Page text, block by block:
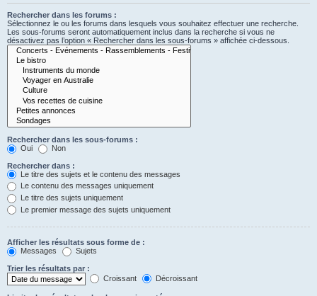
Rechercher dans les forums :
Sélectionnez le ou les forums dans lesquels vous souhaitez effectuer une recherche.
Les sous-forums seront automatiquement inclus dans la recherche si vous ne
désactivez pas l’option « Rechercher dans les sous-forums » affichée ci-dessous.
Rechercher dans les sous-forums :
Oui
Non
Rechercher dans :
Le titre des sujets et le contenu des messages
Le contenu des messages uniquement
Le titre des sujets uniquement
Le premier message des sujets uniquement
Afficher les résultats sous forme de :
Messages
Sujets
Trier les résultats par :
Croissant
Décroissant